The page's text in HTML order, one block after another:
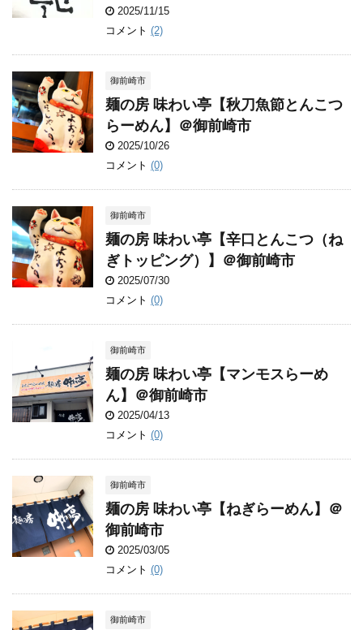
2025/11/15
コメント (2)
御前崎市
麺の房 味わい亭【秋刀魚節とんこつ
らーめん】＠御前崎市
2025/10/26
コメント (0)
御前崎市
麺の房 味わい亭【辛口とんこつ（ね
ぎトッピング）】＠御前崎市
2025/07/30
コメント (0)
御前崎市
麺の房 味わい亭【マンモスらーめ
ん】＠御前崎市
2025/04/13
コメント (0)
御前崎市
麺の房 味わい亭【ねぎらーめん】＠
御前崎市
2025/03/05
コメント (0)
御前崎市